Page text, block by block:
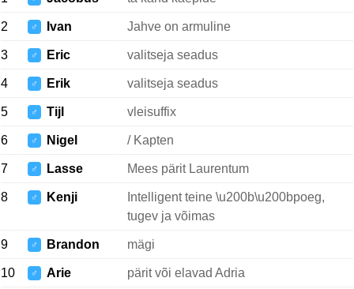
2 ♂ Ivan Jahve on armuline
3 ♂ Eric valitseja seadus
4 ♂ Erik valitseja seadus
5 ♂ Tijl vleisuffix
6 ♂ Nigel / Kapten
7 ♂ Lasse Mees pärit Laurentum
8 ♂ Kenji
Intelligent teine \u200b\u200bpoeg,
tugev ja võimas
9 ♂ Brandon mägi
10 ♂ Arie pärit või elavad Adria